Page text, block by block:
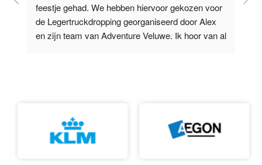
feestje gehad. We hebben hiervoor gekozen voor
de Legertruckdropping georganiseerd door Alex
en zijn team van Adventure Veluwe. Ik hoor van al